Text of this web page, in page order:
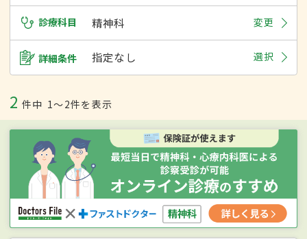
診療科目 精神科 変更
詳細条件 指定なし 選択
2 件中 1〜2件を表示